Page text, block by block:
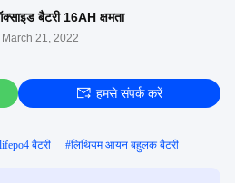
बैटरी 16AH क्षमता
March 21, 2022
हमसे संपर्क करें
बैटरी #लिथियम आयन बहुलक बैटरी